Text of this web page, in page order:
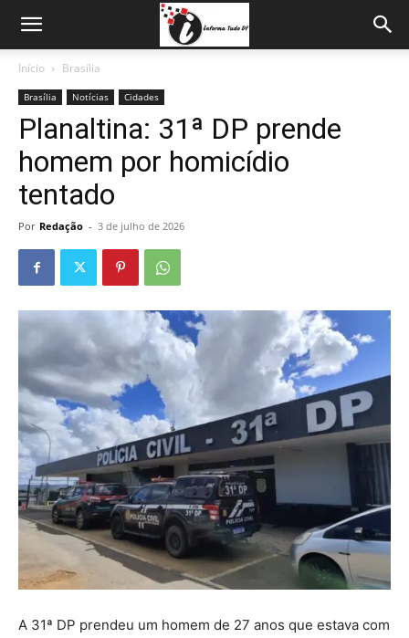
Início Brasília
Brasília Notícias Cidades
Planaltina: 31ª DP prende
homem por homicídio
tentado
Por Redação - 3 de julho de 2026
A 31ª DP prendeu um homem de 27 anos que estava com